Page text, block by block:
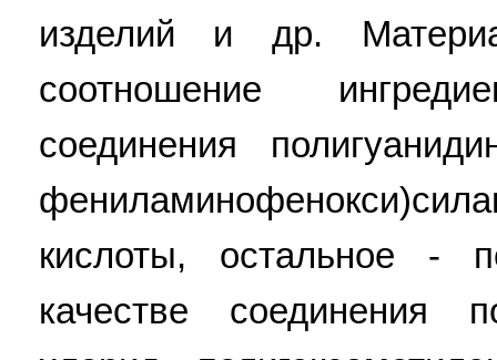
изделий и др.
соотношение
соединения
кислоты, остальное -
качестве соединения